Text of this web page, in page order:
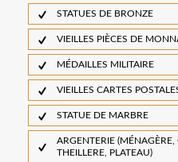
STATUES DE BRONZE
VIEILLES PIÈCES DE
MÉDAILLES MILITAIRE
VIEILLES CARTES
STATUE DE MARBRE
ARGENTERIE (MÉNAGÈRE,
THEILLERE, PLATEAU)